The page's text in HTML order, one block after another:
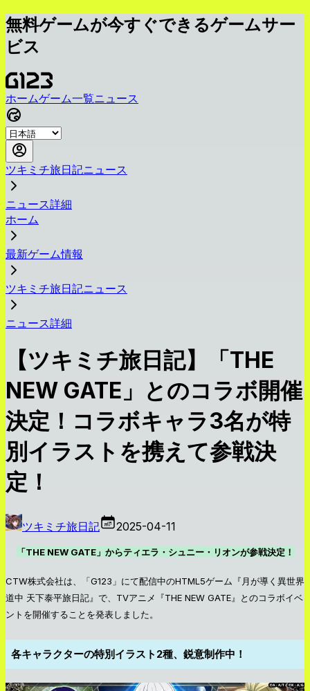
無料ゲームが今すぐできるゲームサー
ビス
ホームゲーム一覧ニュース
ツキミチ旅日記ニュース
ニュース詳細
ホーム
最新ゲーム情報
ツキミチ旅日記ニュース
ニュース詳細
【ツキミチ旅日記】「THE
NEW GATE」とのコラボ開催
決定！コラボキャラ3名が特
別イラストを携えて参戦決
定！
ツキミチ旅日記 2025-04-11
「THE NEW GATE」からティエラ・シュニー・リオンが参戦決定！
CTW株式会社は、「G123」にて配信中のHTML5ゲーム『月が導く異世界
道中 天下泰平旅日記』で、TVアニメ『THE NEW GATE』とのコラボイベ
ントを開催することを発表しました。
各キャラクターの特別イラスト2種、鋭意制作中！